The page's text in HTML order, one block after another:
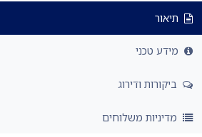
תיאור
מידע טכני
ביקורות ודירוג
מדיניות משלוחים